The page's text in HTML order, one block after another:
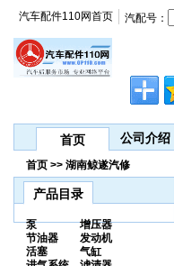
汽车配件110网首页 汽配号：
首页 公司介绍
首页 >> 湖南鲸遂汽修
产品目录
泵
增压器
节油器
发动机
活塞
气缸